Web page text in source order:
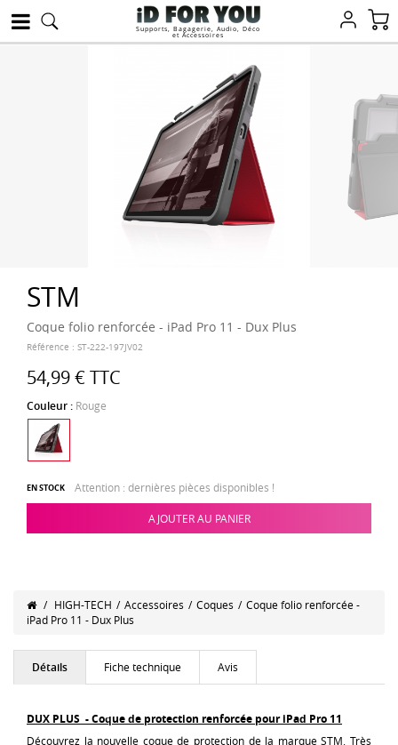
Supports, Bagagerie, Audio, Déco
et Accessoires
STM
Coque folio renforcée - iPad Pro 11 - Dux Plus
Référence : ST-222-197JV02
54,99 € TTC
Couleur : Rouge
EN STOCK Attention : dernières pièces disponibles !
AJOUTER AU PANIER
/ HIGH-TECH / Accessoires / Coques / Coque folio renforcée -
iPad Pro 11 - Dux Plus
Détails Fiche technique Avis
DUX PLUS - Coque de protection renforcée pour iPad Pro 11
Découvrez la nouvelle coque de protection de la marque STM. Très